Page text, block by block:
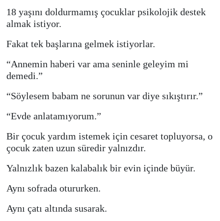
18 yaşını doldurmamış çocuklar psikolojik destek
almak istiyor.
Fakat tek başlarına gelmek istiyorlar.
“Annemin haberi var ama seninle geleyim mi
demedi.”
“Söylesem babam ne sorunun var diye sıkıştırır.”
“Evde anlatamıyorum.”
Bir çocuk yardım istemek için cesaret topluyorsa, o
çocuk zaten uzun süredir yalnızdır.
Yalnızlık bazen kalabalık bir evin içinde büyür.
Aynı sofrada otururken.
Aynı çatı altında susarak.
Sinemalar
Siyaset
Spor
Teknoloji
Video Haber